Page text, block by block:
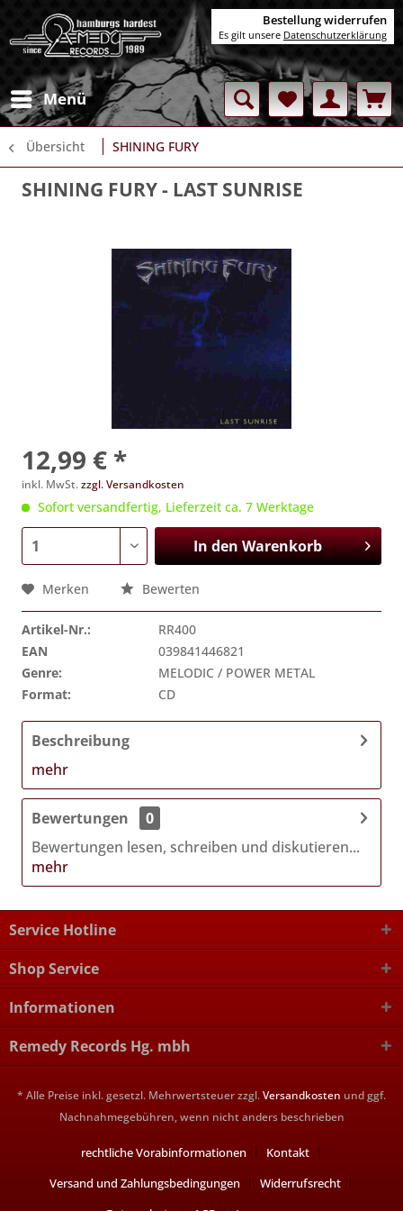
Menü
Übersicht SHINING FURY
SHINING FURY- LAST SUNRISE
12,99 € *
inkl. MwSt.zzgl. Versandkosten
Sofort versandfertig, Lieferzeit ca. 7 Werktage
In denWarenkorb
Merken Bewerten
Artikel-Nr.:
RR400
EAN
039841446821
Genre:
MELODIC / POWER METAL
Format:
CD
Beschreibung
mehr
Bewertungen
0
Bewertungen lesen, schreiben und diskutieren...
mehr
Service Hotline
Shop Service
Informationen
Remedy Records Hg. mbh
* Alle Preise inkl. gesetzl. Mehrwertsteuer zzgl.Versandkosten und ggf.
Nachnahmegebühren, wenn nicht anders beschrieben
rechtliche Vorabinformationen
Kontakt
Versand und Zahlungsbedingungen
Widerrufsrecht
Bestellung widerrufen
Es gilt unsere Datenschutzerklärung